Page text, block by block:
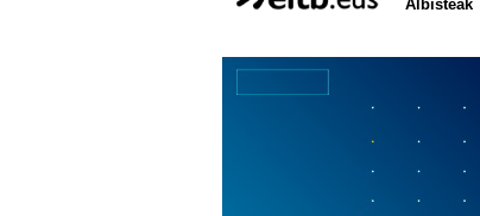
Albisteak